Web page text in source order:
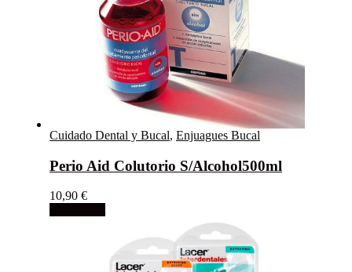
Cuidado Dental y Bucal, Enjuagues Bucal
Perio Aid Colutorio S/Alcohol500ml
10,90 €